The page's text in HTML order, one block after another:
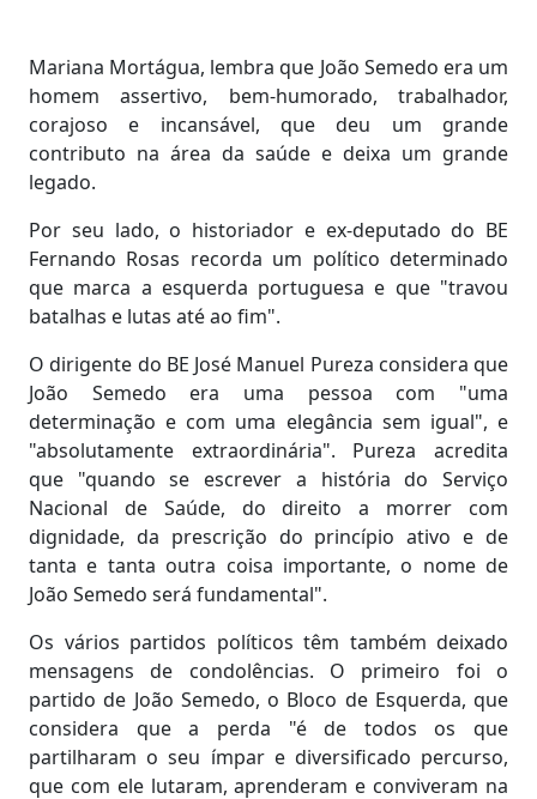
Mariana Mortágua, lembra que João Semedo era um
homem assertivo, bem-humorado, trabalhador,
corajoso e incansável, que deu um grande
contributo na área da saúde e deixa um grande
legado.
Por seu lado, o historiador e ex-deputado do BE
Fernando Rosas recorda um político determinado
que marca a esquerda portuguesa e que "travou
batalhas e lutas até ao fim".
O dirigente do BE José Manuel Pureza considera que
João Semedo era uma pessoa com "uma
determinação e com uma elegância sem igual", e
"absolutamente extraordinária". Pureza acredita
que "quando se escrever a história do Serviço
Nacional de Saúde, do direito a morrer com
dignidade, da prescrição do princípio ativo e de
tanta e tanta outra coisa importante, o nome de
João Semedo será fundamental".
Os vários partidos políticos têm também deixado
mensagens de condolências. O primeiro foi o
partido de João Semedo, o Bloco de Esquerda, que
considera que a perda "é de todos os que
partilharam o seu ímpar e diversificado percurso,
que com ele lutaram, aprenderam e conviveram na